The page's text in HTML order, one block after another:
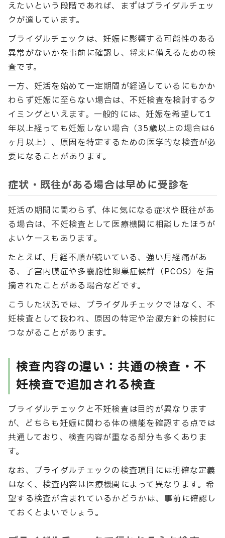
えたいという段階であれば、まずはブライダルチェッ
クが適しています。
ブライダルチェックは、妊娠に影響する可能性のある
異常がないかを事前に確認し、将来に備えるための検
査です。
一方、妊活を始めて一定期間が経過しているにもかか
わらず妊娠に至らない場合は、不妊検査を検討するタ
イミングといえます。一般的には、妊娠を希望して1
年以上経っても妊娠しない場合（35歳以上の場合は6
ヶ月以上）、原因を特定するための医学的な検査が必
要になることがあります。
症状・既往がある場合は早めに受診を
妊活の期間に関わらず、体に気になる症状や既往があ
る場合は、不妊検査として医療機関に相談したほうが
よいケースもあります。
たとえば、月経不順が続いている、強い月経痛があ
る、子宮内膜症や多嚢胞性卵巣症候群（PCOS）を指
摘されたことがある場合などです。
こうした状況では、ブライダルチェックではなく、不
妊検査として扱われ、原因の特定や治療方針の検討に
つながることがあります。
検査内容の違い：共通の検査・不
妊検査で追加される検査
ブライダルチェックと不妊検査は目的が異なります
が、どちらも妊娠に関わる体の機能を確認する点では
共通しており、検査内容が重なる部分も多くありま
す。
なお、ブライダルチェックの検査項目には明確な定義
はなく、検査内容は医療機関によって異なります。希
望する検査が含まれているかどうかは、事前に確認し
ておくとよいでしょう。